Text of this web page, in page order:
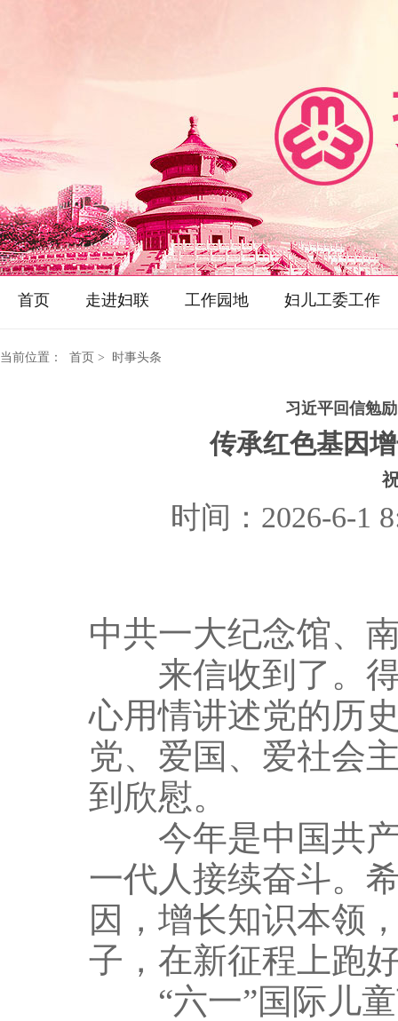
首页 走进妇联 工作园地 妇儿工委工作
当前位置： 首页 > 时事头条
习近平回信勉
传承红色基因
时间：2026-6-
中共一大纪念馆、
来信收到了。得
心用情讲述党的历
党、爱国、爱社会
到欣慰。
今年是中国共产
一代人接续奋斗。
因，增长知识本领
子，在新征程上跑
“六一”国际儿童